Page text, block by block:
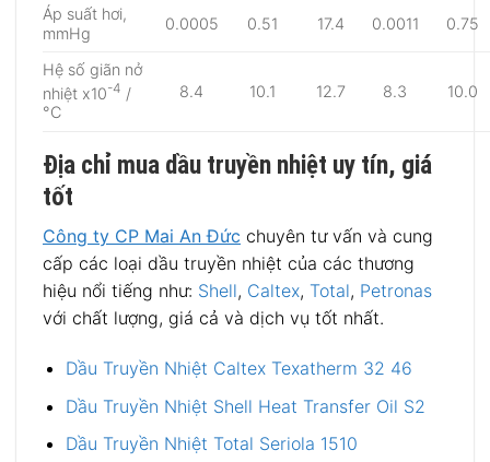
Áp suất hơi,
mmHg
0.0005 0.51 17.4 0.0011 0.75
Hệ số giãn nở
nhiệt x10-4 /
°C
8.4 10.1 12.7 8.3 10.0
Địa chỉ mua dầu truyền nhiệt uy tín, giá
tốt
Công ty CP Mai An Đức chuyên tư vấn và cung
cấp các loại dầu truyền nhiệt của các thương
hiệu nổi tiếng như: Shell, Caltex, Total, Petronas
với chất lượng, giá cả và dịch vụ tốt nhất.
Dầu Truyền Nhiệt Caltex Texatherm 32 46
Dầu Truyền Nhiệt Shell Heat Transfer Oil S2
Dầu Truyền Nhiệt Total Seriola 1510